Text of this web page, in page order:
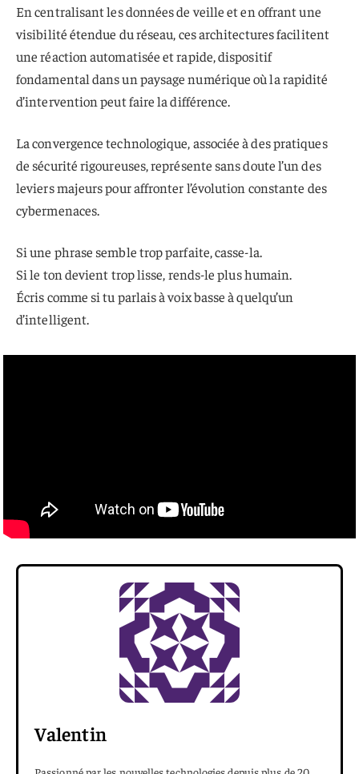
En centralisant les données de veille et en offrant une
visibilité étendue du réseau, ces architectures facilitent
une réaction automatisée et rapide, dispositif
fondamental dans un paysage numérique où la rapidité
d’intervention peut faire la différence.
La convergence technologique, associée à des pratiques
de sécurité rigoureuses, représente sans doute l’un des
leviers majeurs pour affronter l’évolution constante des
cybermenaces.
Si une phrase semble trop parfaite, casse-la.
Si le ton devient trop lisse, rends-le plus humain.
Écris comme si tu parlais à voix basse à quelqu’un
d’intelligent.
Valentin